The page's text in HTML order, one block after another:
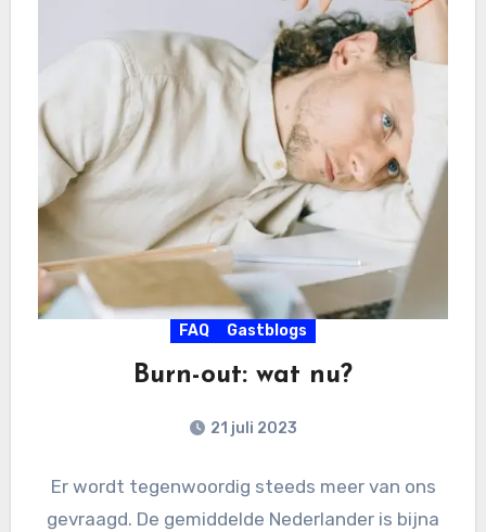
FAQ Gastblogs
Burn-out: wat nu?
21 juli 2023
Er wordt tegenwoordig steeds meer van ons
gevraagd. De gemiddelde Nederlander is bijna